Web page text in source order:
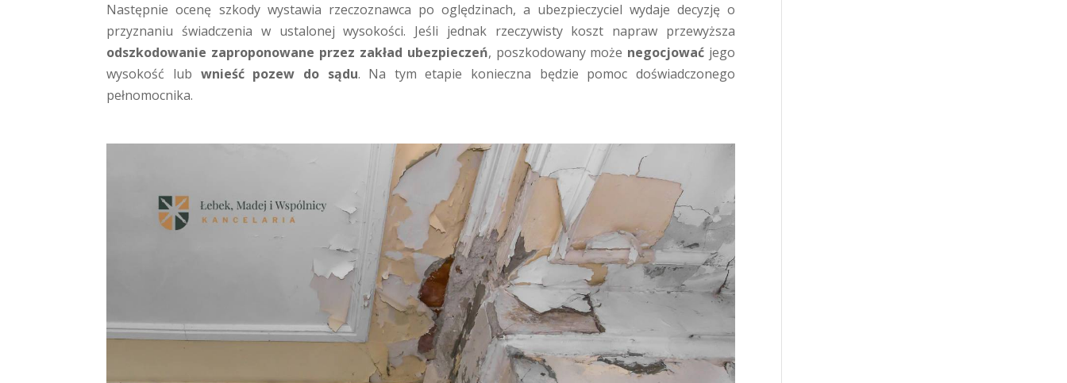
Następnie ocenę szkody wystawia rzeczoznawca po oględzinach, a ubezpieczyciel wydaje decyzję o
przyznaniu świadczenia w ustalonej wysokości. Jeśli jednak rzeczywisty koszt napraw przewyższa
odszkodowanie zaproponowane przez zakład ubezpieczeń, poszkodowany może negocjować jego
wysokość lub wnieść pozew do sądu. Na tym etapie konieczna będzie pomoc doświadczonego
pełnomocnika.